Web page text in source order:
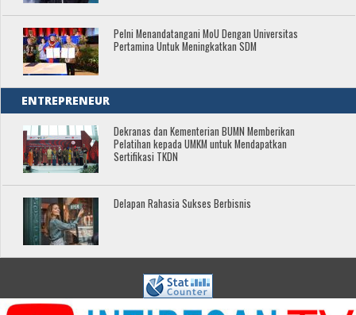
Pelni Menandatangani MoU Dengan Universitas
Pertamina Untuk Meningkatkan SDM
ENTREPRENEUR
Dekranas dan Kementerian BUMN Memberikan
Pelatihan kepada UMKM untuk Mendapatkan
Sertifikasi TKDN
Delapan Rahasia Sukses Berbisnis